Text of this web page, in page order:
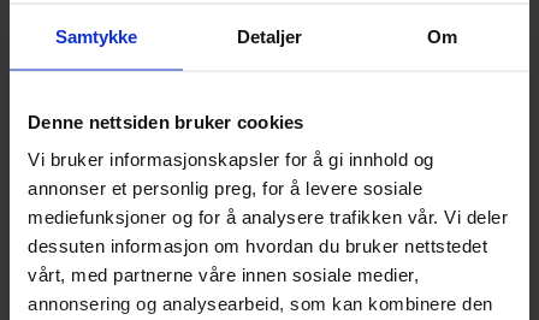
Samtykke Detaljer Om
Denne nettsiden bruker cookies
Vi bruker informasjonskapsler for å gi innhold og
annonser et personlig preg, for å levere sosiale
mediefunksjoner og for å analysere trafikken vår. Vi deler
dessuten informasjon om hvordan du bruker nettstedet
vårt, med partnerne våre innen sosiale medier,
annonsering og analysearbeid, som kan kombinere den
Serie
Dungeons & Dragons 5th
Wizards of the Coast
Lanseringsdato
(dd.mm.yyyy)
19.09.2017
Aldersgruppe
Voksen
Illustrasjoner
Illustrations